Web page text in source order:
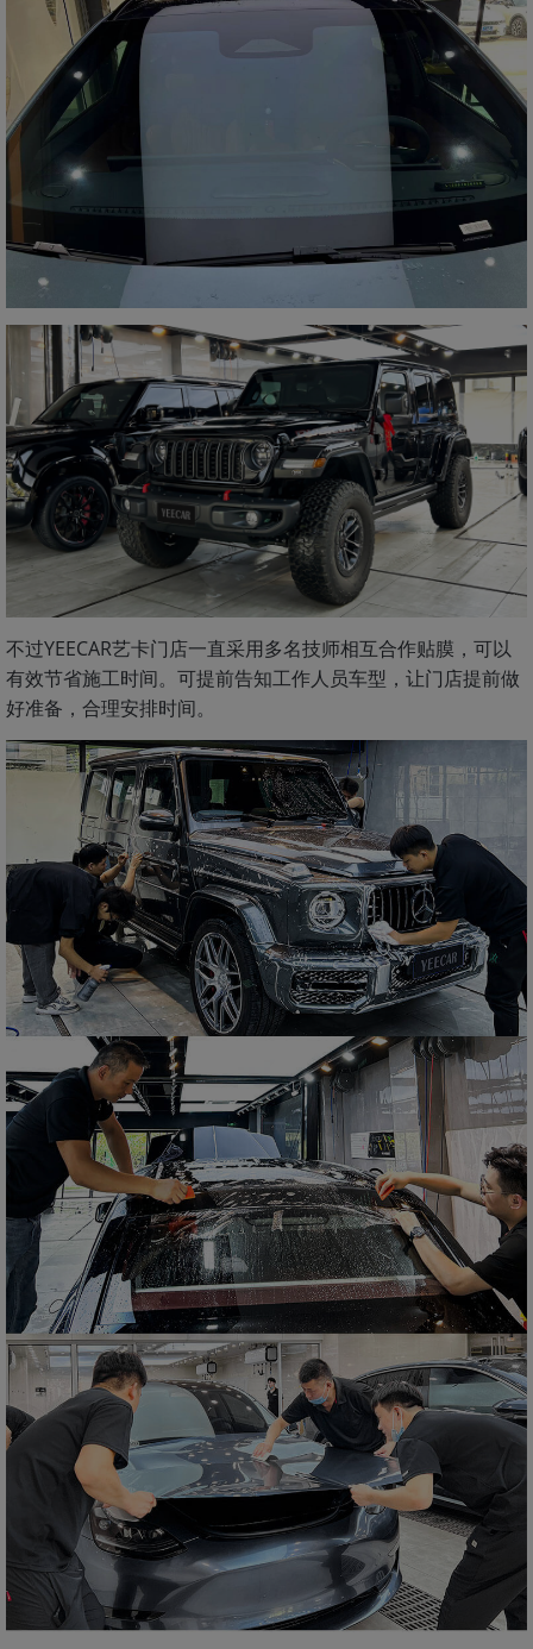
不过YEECAR艺卡门店一直采用多名技师相互合作贴膜，可以
有效节省施工时间。可提前告知工作人员车型，让门店提前做
好准备，合理安排时间。